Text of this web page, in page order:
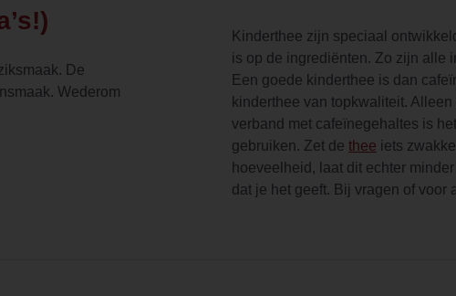
De
Wederom
Kinderthee zijn speciaal
is op de ingrediënten. Zo zijn alle
Een goede kinderthee is dan
kinderthee van topkwaliteit.
verband met cafeïnegehaltes is
gebruiken. Zet de thee iets
hoeveelheid, laat dit echter
dat je het geeft. Bij vragen of voor